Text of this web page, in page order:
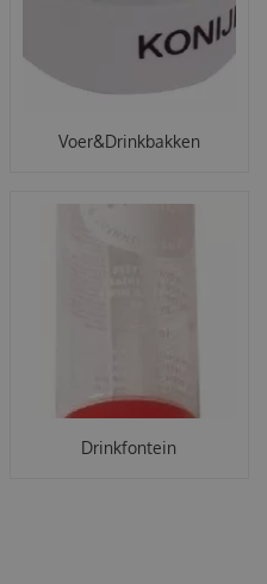
Voer&Drinkbakken
Drinkfontein